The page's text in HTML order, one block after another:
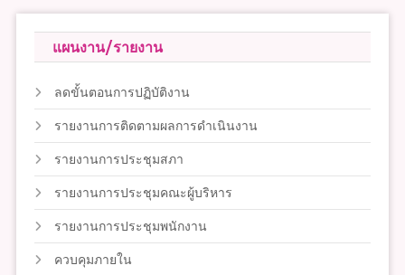
แผนงาน/รายงาน
ลดขั้นตอนการปฏิบัติงาน
รายงานการติดตามผลการดำเนินงาน
รายงานการประชุมสภา
รายงานการประชุมคณะผู้บริหาร
รายงานการประชุมพนักงาน
ควบคุมภายใน